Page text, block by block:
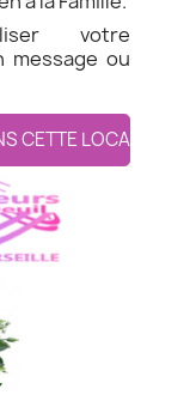
votre
message ou
CETTE LOCALITE